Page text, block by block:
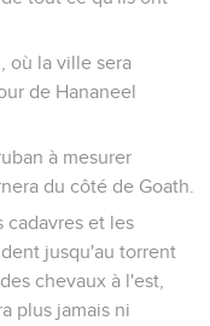
où la ville sera
de Hananeel
à mesurer
du côté de Goath.
cadavres et les
jusqu'au torrent
chevaux à l'est,
plus jamais ni